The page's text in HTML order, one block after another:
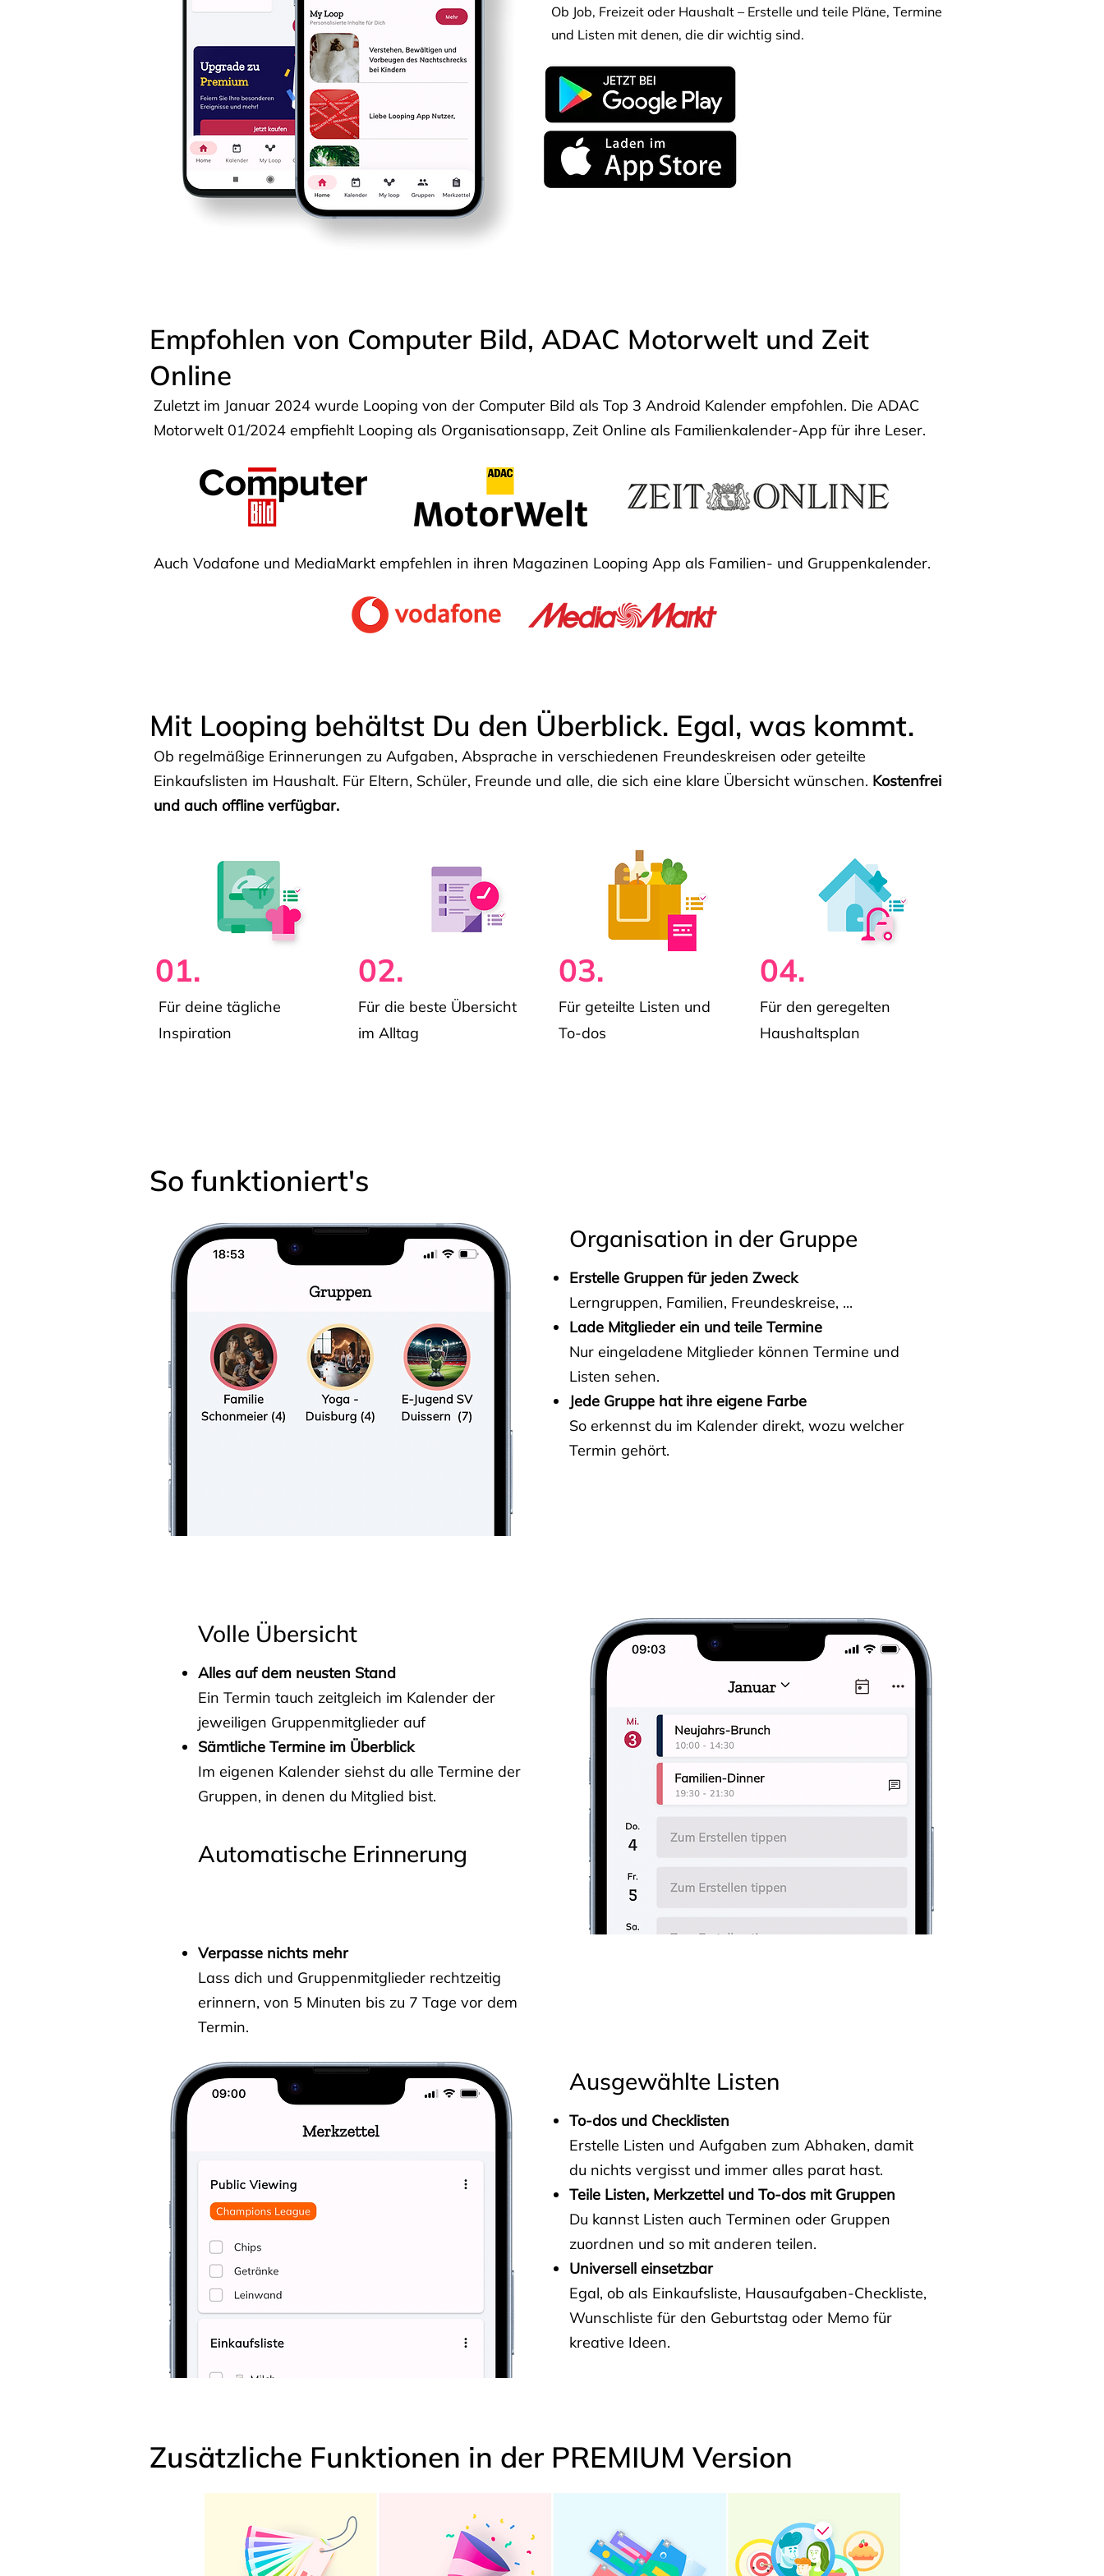
Ob Job, Freizeit oder Haushalt – Erstelle und teile Pläne, Termine
und Listen mit denen, die dir wichtig sind.
Empfohlen von Computer Bild, ADAC Motorwelt und Zeit
Online
Zuletzt im Januar 2024 wurde Looping von der Computer Bild als Top 3 Android Kalender empfohlen. Die ADAC
Motorwelt 01/2024 empfiehlt Looping als Organisationsapp, Zeit Online als Familienkalender-App für ihre Leser.
Auch Vodafone und MediaMarkt empfehlen in ihren Magazinen Looping App als Familien- und Gruppenkalender.
Mit Looping behältst Du den Überblick. Egal, was kommt.
Ob regelmäßige Erinnerungen zu Aufgaben, Absprache in verschiedenen Freundeskreisen oder geteilte
Einkaufslisten im Haushalt. Für Eltern, Schüler, Freunde und alle, die sich eine klare Übersicht wünschen. Kostenfrei
und auch offline verfügbar.
01.
Für deine tägliche
Inspiration
02.
Für die beste Übersicht
im Alltag
03.
Für geteilte Listen und
To-dos
04.
Für den geregelten
Haushaltsplan
So funktioniert's
Organisation in der Gruppe
Erstelle Gruppen für jeden Zweck
Lerngruppen, Familien, Freundeskreise, ...
Lade Mitglieder ein und teile Termine
Nur eingeladene Mitglieder können Termine und
Listen sehen.
Jede Gruppe hat ihre eigene Farbe
So erkennst du im Kalender direkt, wozu welcher
Termin gehört.
Volle Übersicht
Alles auf dem neusten Stand
Ein Termin tauch zeitgleich im Kalender der
jeweiligen Gruppenmitglieder auf
Sämtliche Termine im Überblick
Im eigenen Kalender siehst du alle Termine der
Gruppen, in denen du Mitglied bist.
Automatische Erinnerung
Verpasse nichts mehr
Lass dich und Gruppenmitglieder rechtzeitig
erinnern, von 5 Minuten bis zu 7 Tage vor dem
Termin.
Ausgewählte Listen
To-dos und Checklisten
Erstelle Listen und Aufgaben zum Abhaken, damit
du nichts vergisst und immer alles parat hast.
Teile Listen, Merkzettel und To-dos mit Gruppen
Du kannst Listen auch Terminen oder Gruppen
zuordnen und so mit anderen teilen.
Universell einsetzbar
Egal, ob als Einkaufsliste, Hausaufgaben-Checkliste,
Wunschliste für den Geburtstag oder Memo für
kreative Ideen.
Zusätzliche Funktionen in der PREMIUM Version